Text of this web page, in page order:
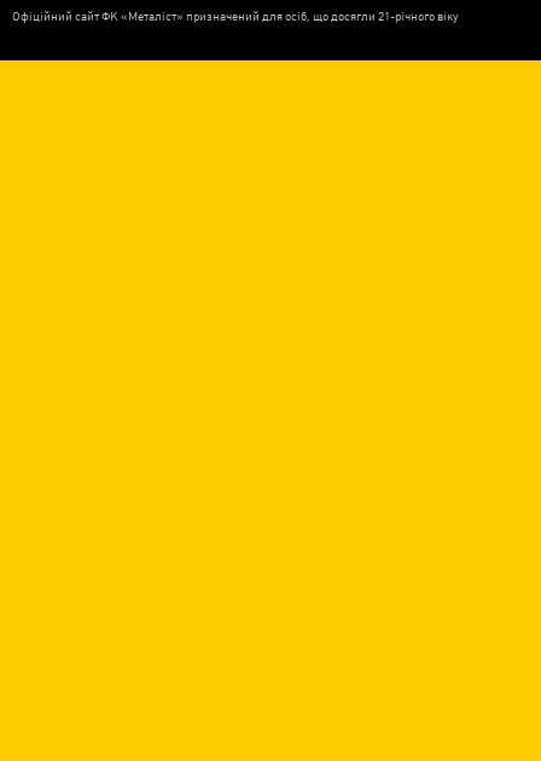
Офіційний сайт ФК «Металіст» призначений для осіб, що досягли 21-річного віку